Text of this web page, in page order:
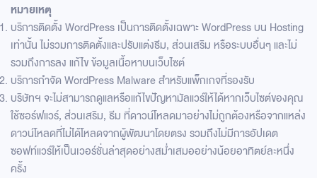
หมายเหตุ
บริการติดตั้ง WordPress เป็นการติดตั้งเฉพาะ WordPress บน Hosting
เท่านั้น ไม่รวมการติดตั้งและปรับแต่งธีม, ส่วนเสริม หรือระบบอื่นๆ และไม่
รวมถึงการลง แก้ไข ข้อมูลเนื้อหาบนเว็บไซต์
บริการกำจัด WordPress Malware สำหรับแพ็กเกจที่รองรับ
บริษัทฯ จะไม่สามารถดูแลหรือแก้ไขปัญหามัลแวร์ให้ได้หากเว็บไซต์ของคุณ
ใช้ซอร์ฟแวร์, ส่วนเสริม, ธีม ที่ดาวน์โหลดมาอย่างไม่ถูกต้องหรือจากแหล่ง
ดาวน์โหลดที่ไม่ได้โหลดจากผู้พัฒนาโดยตรง รวมถึงไม่มีการอัปเดต
ซอฟท์แวร์ให้เป็นเวอร์ชั่นล่าสุดอย่างสม่ำเสมออย่างน้อยอาทิตย์ละหนึ่ง
ครั้ง